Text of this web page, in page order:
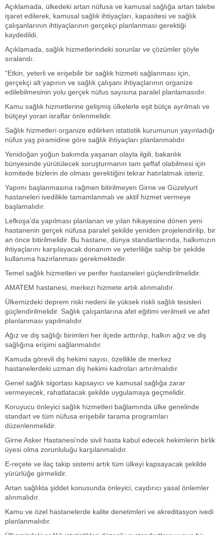
Açıklamada, ülkedeki artan nüfusa ve kamusal sağlığa artan talebe
işaret edilerek, kamusal sağlık ihtiyaçları, kapasitesi ve sağlık
çalışanlarının ihtiyaçlarının gerçekçi planlanması gerektiği
kaydedildi.
Açıklamada, sağlık hizmetlerindeki sorunlar ve çözümler şöyle
sıralandı:
“Etkin, yeterli ve erişebilir bir sağlık hizmeti sağlanması için,
gerçekçi alt yapının ve sağlık çalışanı ihtiyaçlarının organize
edilebilmesinin yolu gerçek nüfus sayısına paralel planlamasıdır.
Kamu sağlık hizmetlerine gelişmiş ülkelerle eşit bütçe ayrılmalı ve
bütçeyi yoran israflar önlenmelidir.
Sağlık hizmetleri organize edilirken istatistik kurumunun yayınladığı
nüfus yaş piramidine göre sağlık ihtiyaçları planlanmalıdır.
Yenidoğan yoğun bakımda yaşanan olayla ilgili, bakanlık
bünyesinde yürütülecek soruşturmanın tam şeffaf olabilmesi için
komitede bizlerin de olması gerektiğini tekrar hatırlatmak isteriz.
Yapımı başlanmasına rağmen bitirilmeyen Girne ve Güzelyurt
hastaneleri ivedilikle tamamlanmalı ve aktif hizmet vermeye
başlamalıdır.
Lefkoşa’da yapılması planlanan ve yılan hikayesine dönen yeni
hastanenin gerçek nüfusa paralel şekilde yeniden projelendirilip, bir
an önce bitirilmelidir. Bu hastane, dünya standartlarında, halkımızın
ihtiyaçlarını karşılayacak donanım ve yeterliliğe sahip bir şekilde
kullanıma hazırlanması gerekmektedir.
Temel sağlık hizmetleri ve perifer hastaneleri güçlendirilmelidir.
AMATEM hastanesi, merkezi hizmete artık alınmalıdır.
Ülkemizdeki deprem riski nedeni ile yüksek riskli sağlık tesisleri
güçlendirilmelidir. Sağlık çalışanlarına afet eğitimi verilmeli ve afet
planlanması yapılmalıdır.
Ağız ve diş sağlığı birimleri her ilçede arttırılıp, halkın ağız ve diş
sağlığına erişimi sağlanmalıdır.
Kamuda görevli diş hekimi sayısı, özellikle de merkez
hastanelerdeki uzman diş hekimi kadroları artırılmalıdır.
Genel sağlık sigortası kapsayıcı ve kamusal sağlığa zarar
vermeyecek, rahatlatacak şekilde uygulamaya geçmelidir.
Koruyucu önleyici sağlık hizmetleri bağlamında ülke genelinde
standart ve tüm nüfusa erişebilir tarama programları
düzenlenmelidir.
Girne Asker Hastanesi’nde sivil hasta kabul edecek hekimlerin birlik
üyesi olma zorunluluğu karşılanmalıdır.
E-reçete ve ilaç takip sistemi artık tüm ülkeyi kapsayacak şekilde
yürürlüğe girmelidir.
Artan sağlıkta şiddet konusunda önleyici, caydırıcı yasal önlemler
alınmalıdır.
Kamu ve özel hastanelerde kalite denetimleri ve akreditasyon ivedi
planlanmalıdır.